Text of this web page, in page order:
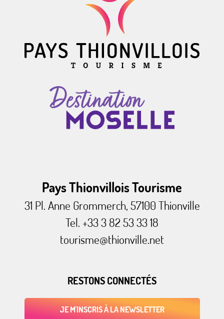
Pays Thionvillois Tourisme
31 Pl. Anne Grommerch, 57100 Thionville
Tel. +33 3 82 53 33 18
tourisme@thionville.net
RESTONS CONNECTÉS
JE M'INSCRIS À LA NEWSLETTER